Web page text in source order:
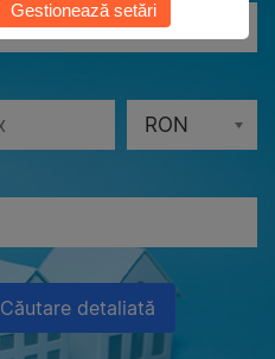
RON
Căutare detaliată
Gestionează setări